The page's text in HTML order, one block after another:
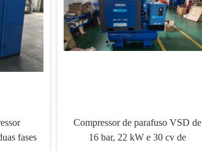
fases
Compressor de parafuso VSD de
16 bar, 22 kW e 30 cv de